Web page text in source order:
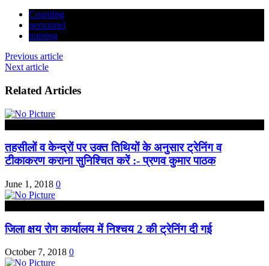
Counting
personnel
training
Previous article
Next article
Related Articles
तहसीलों व केन्द्रों पर उक्त तिथियों के अनुसार ट्रेनिंग व
टीकाकरण कराना सुनिश्चित करें :- प्रणव कुमार पाठक
June 1, 2018 0
जिला क्षय रोग कार्यालय में निश्चय 2 की ट्रेनिंग दी गई
October 7, 2018 0